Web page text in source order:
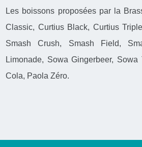
Les boissons proposées par la
Classic, Curtius Black, Curtius
Smash Crush, Smash Field,
Limonade, Sowa Gingerbeer,
Cola, Paola Zéro.